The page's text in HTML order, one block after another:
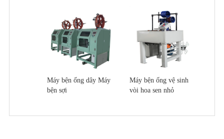
Máy bện ống dây Máy
bện sợi
Máy bện ống vệ sinh
vòi hoa sen nhỏ